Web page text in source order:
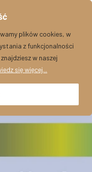
plików cookies, w
z funkcjonalności
w naszej
się więcej...